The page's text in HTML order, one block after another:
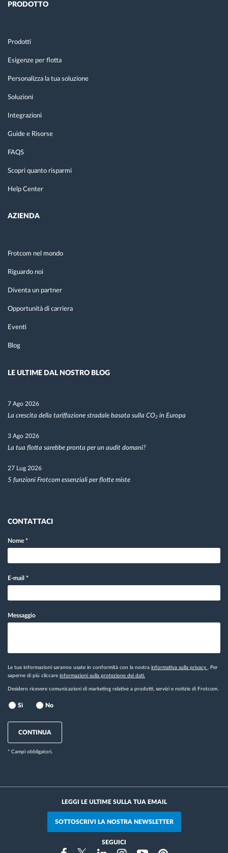
PRODOTTO
Prodotti
Esigenze per flotta
Personalizza la tua soluzione
Soluzioni
Integrazioni
Guide e Risorse
FAQS
Scopri quanto risparmi
Help Center
AZIENDA
Frotcom nel mondo
Riguardo noi
Diventa un partner
Opportunità di carriera
Eventi
Blog
LE ULTIME DAL NOSTRO BLOG
7 Ago 2026
La crescita della tariffazione stradale basata sulla CO₂ in Europa
3 Ago 2026
La tua flotta sarebbe pronta per un audit domani?
27 Lug 2026
5 funzioni Frotcom essenziali per flotte miste
CONTATTACI
Nome *
E-mail *
Messaggio
Le tue informazioni saranno usate in conformità con la nostra informativa sulla privacy
. Per
saperne di più cliccare informazioni sulla protezione dei dati.
Desidero ricevere comunicazioni di marketing relative a prodotti, servizi e notizie di Frotcom.
Sì No
CONTINUA
* Campi obbligatori.
LEGGI LE ULTIME SULLA TUA EMAIL
SOTTOSCRIVI LA NOSTRA NEWSLETTER
SEGUICI